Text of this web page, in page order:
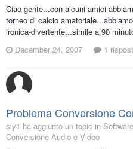
Ciao gente...con alcuni amici
torneo di calcio
ironica-divertente...simile a 90
December 24, 2007
1
Problema Conversione
sly1 ha aggiunto un topic in
Conversione Audio e Video